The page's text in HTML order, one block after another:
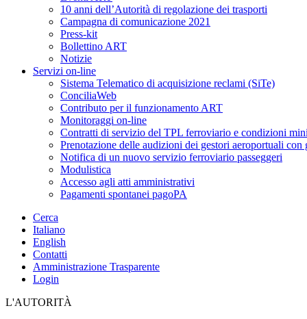
10 anni dell’Autorità di regolazione dei trasporti
Campagna di comunicazione 2021
Press-kit
Bollettino ART
Notizie
Servizi on-line
Sistema Telematico di acquisizione reclami (SiTe)
ConciliaWeb
Contributo per il funzionamento ART
Monitoraggi on-line
Contratti di servizio del TPL ferroviario e condizioni
Prenotazione delle audizioni dei gestori aeroportuali con
Notifica di un nuovo servizio ferroviario passeggeri
Modulistica
Accesso agli atti amministrativi
Pagamenti spontanei pagoPA
Cerca
Italiano
English
Contatti
Amministrazione Trasparente
Login
L'AUTORITÀ